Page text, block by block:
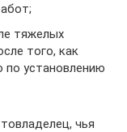
тяжелых
того, как
по установлению
чья